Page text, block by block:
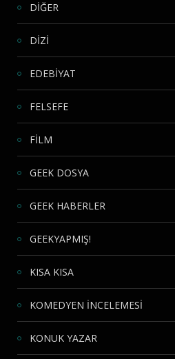
DİĞER
DİZİ
EDEBİYAT
FELSEFE
FİLM
GEEK DOSYA
GEEK HABERLER
GEEKYAPMIŞ!
KISA KISA
KOMEDYEN İNCELEMESİ
KONUK YAZAR